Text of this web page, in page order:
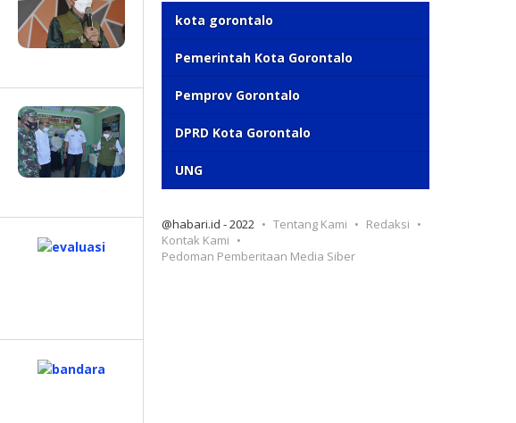
kota gorontalo
Pemerintah Kota Gorontalo
Pemprov Gorontalo
DPRD Kota Gorontalo
UNG
@habari.id - 2022 Tentang Kami
Redaksi
Kontak Kami
Pedoman Pemberitaan Media Siber